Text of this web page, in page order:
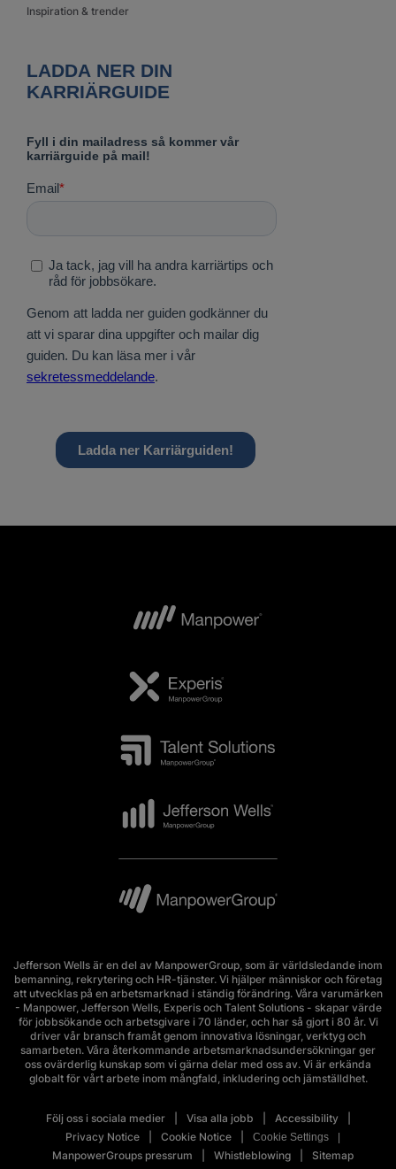
Inspiration & trender
Jefferson Wells är en del av ManpowerGroup, som är världsledande inom
bemanning, rekrytering och HR-tjänster. Vi hjälper människor och företag
att utvecklas på en arbetsmarknad i ständig förändring. Våra varumärken
- Manpower, Jefferson Wells, Experis och Talent Solutions - skapar värde
för jobbsökande och arbetsgivare i 70 länder, och har så gjort i 80 år. Vi
driver vår bransch framåt genom innovativa lösningar, verktyg och
samarbeten. Våra återkommande arbetsmarknadsundersökningar ger
oss ovärderlig kunskap som vi gärna delar med oss av. Vi är erkända
globalt för vårt arbete inom mångfald, inkludering och jämställdhet.
Följ oss i sociala medier Visa alla jobb
Accessibility
Privacy Notice
Cookie Notice Cookie Settings
ManpowerGroups pressrum Whistleblowing Sitemap